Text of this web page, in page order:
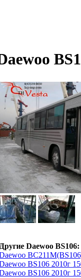
Другие Daewoo BS106:
BS106 2010г
BS106 2010г